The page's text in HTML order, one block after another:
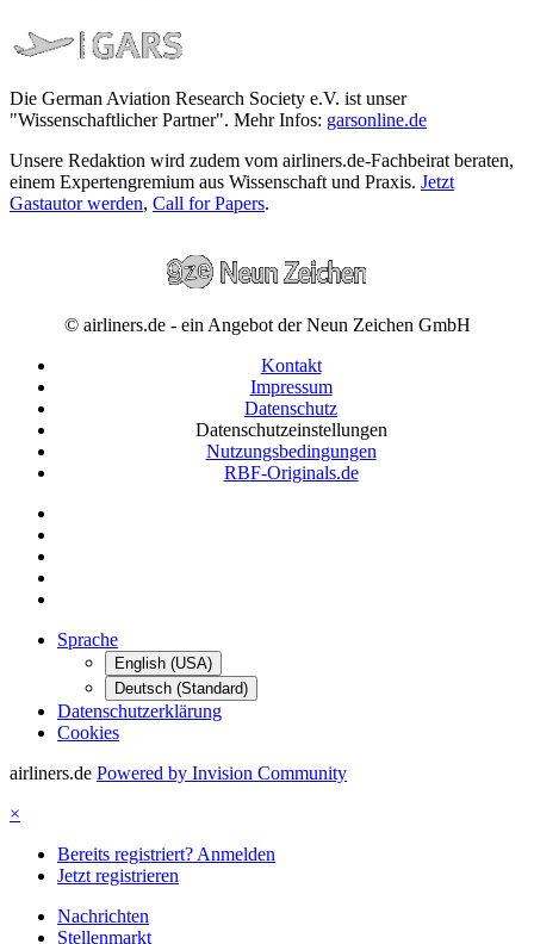
Die German Aviation Research Society e.V. ist unser
"Wissenschaftlicher Partner". Mehr Infos: garsonline.de
Unsere Redaktion wird zudem vom airliners.de-Fachbeirat beraten,
einem Expertengremium aus Wissenschaft und Praxis. Jetzt
Gastautor werden, Call for Papers.
© airliners.de - ein Angebot der Neun Zeichen GmbH
Kontakt
Impressum
Datenschutz
Datenschutzeinstellungen
Nutzungsbedingungen
RBF-Originals.de
Sprache
English (USA)
Deutsch (Standard)
Datenschutzerklärung
Cookies
airliners.de Powered by Invision Community
×
Bereits registriert? Anmelden
Jetzt registrieren
Nachrichten
Stellenmarkt